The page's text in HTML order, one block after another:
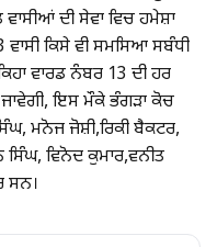
ਵਾਸੀਆਂ ਦੀ ਸੇਵਾ ਵਿਚ ਹਮੇਸ਼ਾ
ਵਾਸੀ ਕਿਸੇ ਵੀ ਸਮਸਿਆ ਸਬੰਧੀ
ਵਾਰਡ ਨੰਬਰ 13 ਦੀ ਹਰ
ਇਸ ਮੌਕੇ ਭੰਗੜਾ ਕੋਚ
ਮਨੋਜ ਜੋਸ਼ੀ,ਰਿਕੀ ਬੈਕਟਰ,
ਵਿਨੋਦ ਕੁਮਾਰ,ਵਨੀਤ
ਸਨ।